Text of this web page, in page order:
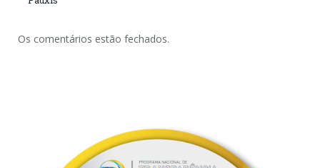
Os comentários estão fechados.